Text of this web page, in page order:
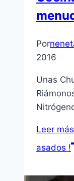
Por
2016
Unas
Leer más
asados !